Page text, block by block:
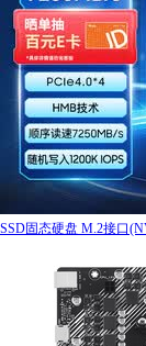
SSD固态硬盘 M.2接口